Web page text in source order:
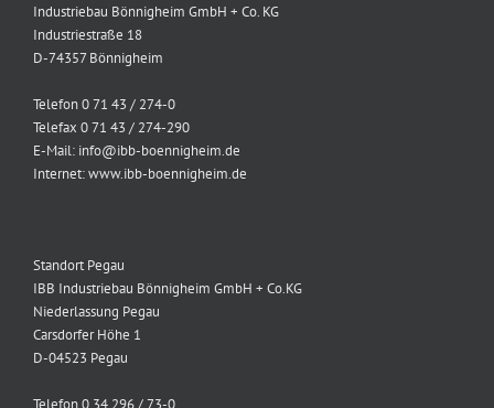
Industriebau Bönnigheim GmbH + Co. KG
Industriestraße 18
D-74357 Bönnigheim
Telefon 0 71 43 / 274-0
Telefax 0 71 43 / 274-290
E-Mail: info@ibb-boennigheim.de
Internet: www.ibb-boennigheim.de
Standort Pegau
IBB Industriebau Bönnigheim GmbH + Co.KG
Niederlassung Pegau
Carsdorfer Höhe 1
D-04523 Pegau